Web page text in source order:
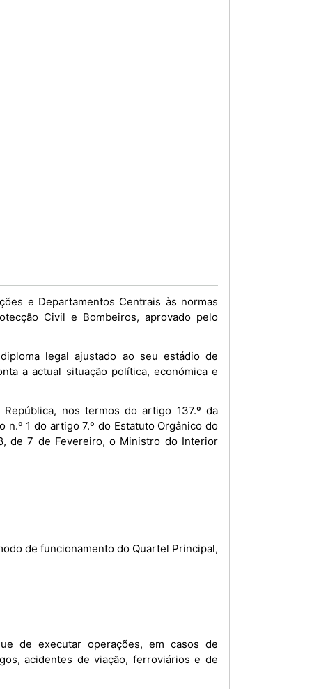
e Departamentos Centrais às normas
Civil e Bombeiros, aprovado pelo
legal ajustado ao seu estádio de
a actual situação política, económica e
nos termos do artigo 137.º da
1 do artigo 7.º do Estatuto Orgânico do
de 7 de Fevereiro, o Ministro do Interior
de funcionamento do Quartel Principal,
de executar operações, em casos de
acidentes de viação, ferroviários e de